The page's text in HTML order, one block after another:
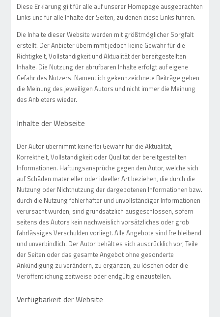
Diese Erklärung gilt für alle auf unserer Homepage ausgebrachten
Links und für alle Inhalte der Seiten, zu denen diese Links führen.
Die Inhalte dieser Website werden mit größtmöglicher Sorgfalt
erstellt. Der Anbieter übernimmt jedoch keine Gewähr für die
Richtigkeit, Vollständigkeit und Aktualität der bereitgestellten
Inhalte. Die Nutzung der abrufbaren Inhalte erfolgt auf eigene
Gefahr des Nutzers. Namentlich gekennzeichnete Beiträge geben
die Meinung des jeweiligen Autors und nicht immer die Meinung
des Anbieters wieder.
Inhalte der Webseite
Der Autor übernimmt keinerlei Gewähr für die Aktualität,
Korrektheit, Vollständigkeit oder Qualität der bereitgestellten
Informationen. Haftungsansprüche gegen den Autor, welche sich
auf Schäden materieller oder ideeller Art beziehen, die durch die
Nutzung oder Nichtnutzung der dargebotenen Informationen bzw.
durch die Nutzung fehlerhafter und unvollständiger Informationen
verursacht wurden, sind grundsätzlich ausgeschlossen, sofern
seitens des Autors kein nachweislich vorsätzliches oder grob
fahrlässiges Verschulden vorliegt. Alle Angebote sind freibleibend
und unverbindlich. Der Autor behält es sich ausdrücklich vor, Teile
der Seiten oder das gesamte Angebot ohne gesonderte
Ankündigung zu verändern, zu ergänzen, zu löschen oder die
Veröffentlichung zeitweise oder endgültig einzustellen.
Verfügbarkeit der Website